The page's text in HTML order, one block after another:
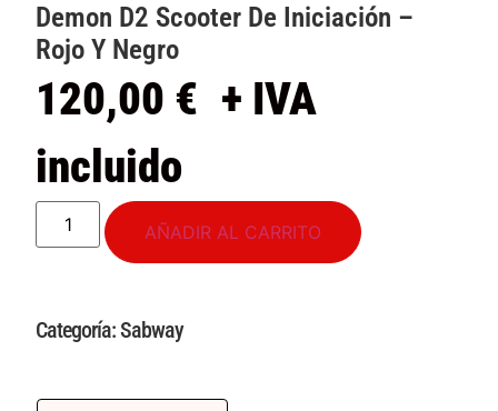
Demon D2 Scooter De Iniciación –
Rojo Y Negro
120,00 € + IVA
incluido
AÑADIR AL CARRITO
Categoría:Sabway